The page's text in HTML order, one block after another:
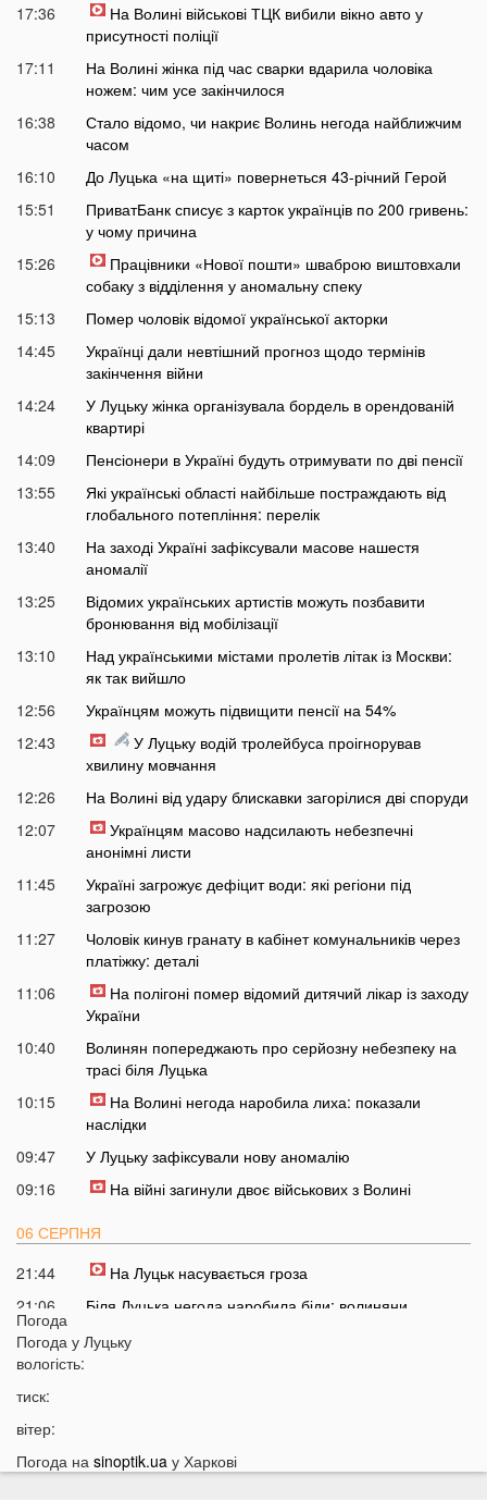
17:36
На Волині військові ТЦК вибили вікно авто у
присутності поліції
17:11
На Волині жінка під час сварки вдарила чоловіка
ножем: чим усе закінчилося
16:38
Стало відомо, чи накриє Волинь негода найближчим
часом
16:10
До Луцька «на щиті» повернеться 43-річний Герой
15:51
ПриватБанк списує з карток українців по 200 гривень:
у чому причина
15:26
Працівники «Нової пошти» шваброю виштовхали
собаку з відділення у аномальну спеку
15:13
Помер чоловік відомої української акторки
14:45
Українці дали невтішний прогноз щодо термінів
закінчення війни
14:24
У Луцьку жінка організувала бордель в орендованій
квартирі
14:09
Пенсіонери в Україні будуть отримувати по дві пенсії
13:55
Які українські області найбільше постраждають від
глобального потепління: перелік
13:40
На заході Україні зафіксували масове нашестя
аномалії
13:25
Відомих українських артистів можуть позбавити
бронювання від мобілізації
13:10
Над українськими містами пролетів літак із Москви:
як так вийшло
12:56
Українцям можуть підвищити пенсії на 54%
12:43
У Луцьку водій тролейбуса проігнорував
хвилину мовчання
12:26
На Волині від удару блискавки загорілися дві споруди
12:07
Українцям масово надсилають небезпечні
анонімні листи
11:45
Україні загрожує дефіцит води: які регіони під
загрозою
11:27
Чоловік кинув гранату в кабінет комунальників через
платіжку: деталі
11:06
На полігоні помер відомий дитячий лікар із заходу
України
10:40
Волинян попереджають про серйозну небезпеку на
трасі біля Луцька
10:15
На Волині негода наробила лиха: показали
наслідки
09:47
У Луцьку зафіксували нову аномалію
09:16
На війні загинули двоє військових з Волині
06 СЕРПНЯ
21:44
На Луцьк насувається гроза
21:06
Біля Луцька негода наробила біди: волиняни
20:16
19:15
Українців закликали зробити запаси цих товарів:
Погода
Погода у Луцьку
вологість:
тиск:
вітер:
Погода на sinoptik.ua у Харкові